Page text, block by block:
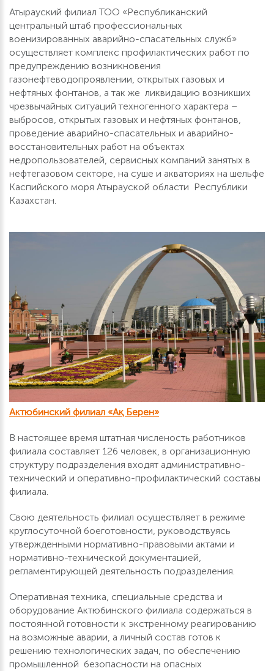
Атырауский филиал ТОО «Республиканский
центральный штаб профессиональных
военизированных аварийно-спасательных служб»
осуществляет комплекс профилактических работ по
предупреждению возникновения
газонефтеводопроявлении, открытых газовых и
нефтяных фонтанов, а так же ликвидацию возникших
чрезвычайных ситуаций техногенного характера –
выбросов, открытых газовых и нефтяных фонтанов,
проведение аварийно-спасательных и аварийно-
восстановительных работ на объектах
недропользователей, сервисных компаний занятых в
нефтегазовом секторе, на суше и акваториях на шельфе
Каспийского моря Атырауской области Республики
Казахстан.
Актюбинский филиал «Ақ Берен»
В настоящее время штатная численость работников
филиала составляет 126 человек, в организационную
структуру подразделения входят административно-
технический и оперативно-профилактический составы
филиала.
Свою деятельность филиал осуществляет в режиме
круглосуточной боеготовности, руководствуясь
утвержденными нормативно-правовыми актами и
нормативно-технической документацией,
регламентирующей деятельность подразделения.
Оперативная техника, специальные средства и
оборудование Актюбинского филиала содержаться в
постоянной готовности к экстренному реагированию
на возможные аварии, а личный состав готов к
решению технологических задач, по обеспечению
промышленной безопасности на опасных